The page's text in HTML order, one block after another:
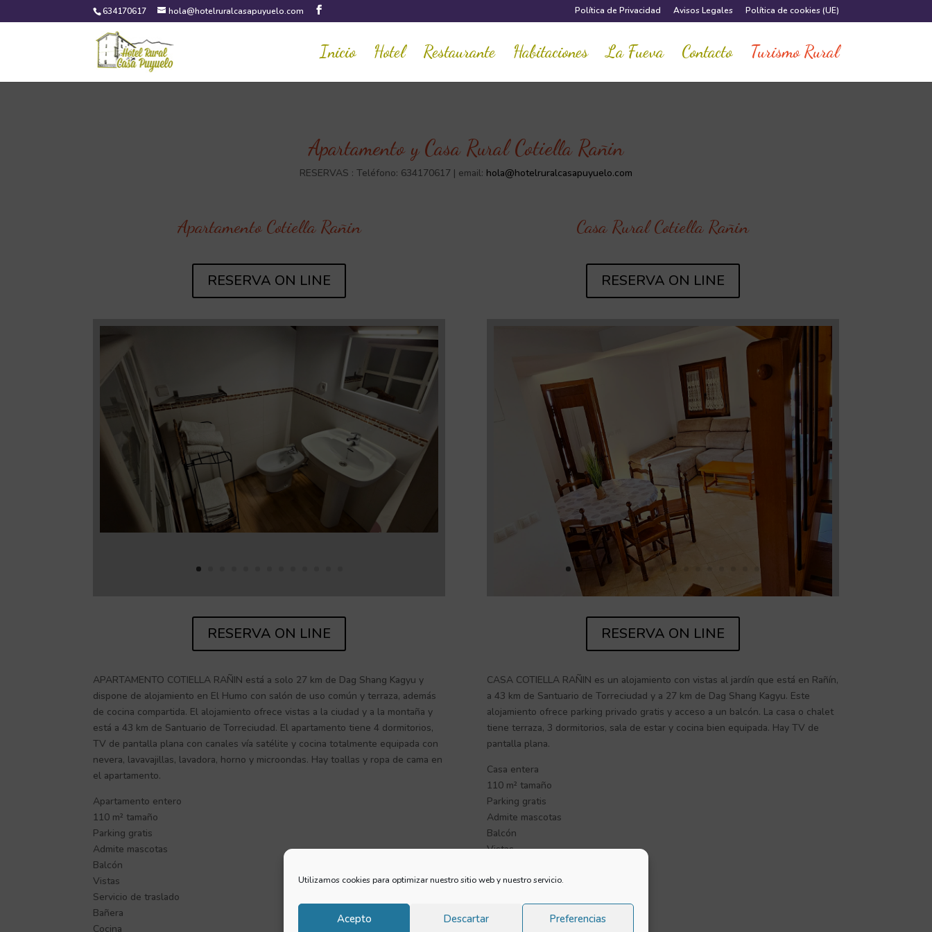
Utilizamos cookies para optimizar nuestro sitio web y nuestro servicio.
Acepto Descartar Preferencias
634170617 hola@hotelruralcasapuyuelo.com Política de Privacidad Avisos Legales Política de cookies (UE)
Inicio Hotel Restaurante Habitaciones La Fueva Contacto Turismo Rural
Apartamento y Casa Rural Cotiella Rañin
RESERVAS : Teléfono: 634170617 | email: hola@hotelruralcasapuyuelo.com
Apartamento Cotiella Rañin
RESERVA ON LINE
RESERVA ON LINE
APARTAMENTO COTIELLA RAÑIN está a solo 27 km de Dag Shang Kagyu y
dispone de alojamiento en El Humo con salón de uso común y terraza, además
de cocina compartida. El alojamiento ofrece vistas a la ciudad y a la montaña y
está a 43 km de Santuario de Torreciudad. El apartamento tiene 4 dormitorios,
TV de pantalla plana con canales vía satélite y cocina totalmente equipada con
nevera, lavavajillas, lavadora, horno y microondas. Hay toallas y ropa de cama en
el apartamento.
Apartamento entero
110 m² tamaño
Parking gratis
Admite mascotas
Balcón
Vistas
Servicio de traslado
Bañera
Cocina
Casa Rural Cotiella Rañin
RESERVA ON LINE
RESERVA ON LINE
CASA COTIELLA RAÑIN es un alojamiento con vistas al jardín que está en Rañín,
a 43 km de Santuario de Torreciudad y a 27 km de Dag Shang Kagyu. Este
alojamiento ofrece parking privado gratis y acceso a un balcón. La casa o chalet
tiene terraza, 3 dormitorios, sala de estar y cocina bien equipada. Hay TV de
pantalla plana.
Casa entera
110 m² tamaño
Parking gratis
Admite mascotas
Balcón
Vistas
Terraza